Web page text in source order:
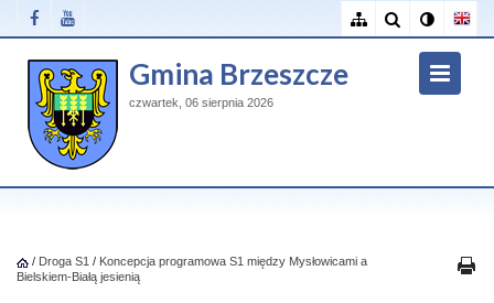
Gmina Brzeszcze
czwartek, 06 sierpnia 2026
/ Droga S1 / Koncepcja programowa S1 między Mysłowicami a
Bielskiem-Białą jesienią